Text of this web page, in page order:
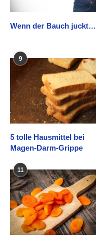
Wenn der Bauch juckt…
9
5 tolle Hausmittel bei
Magen-Darm-Grippe
11